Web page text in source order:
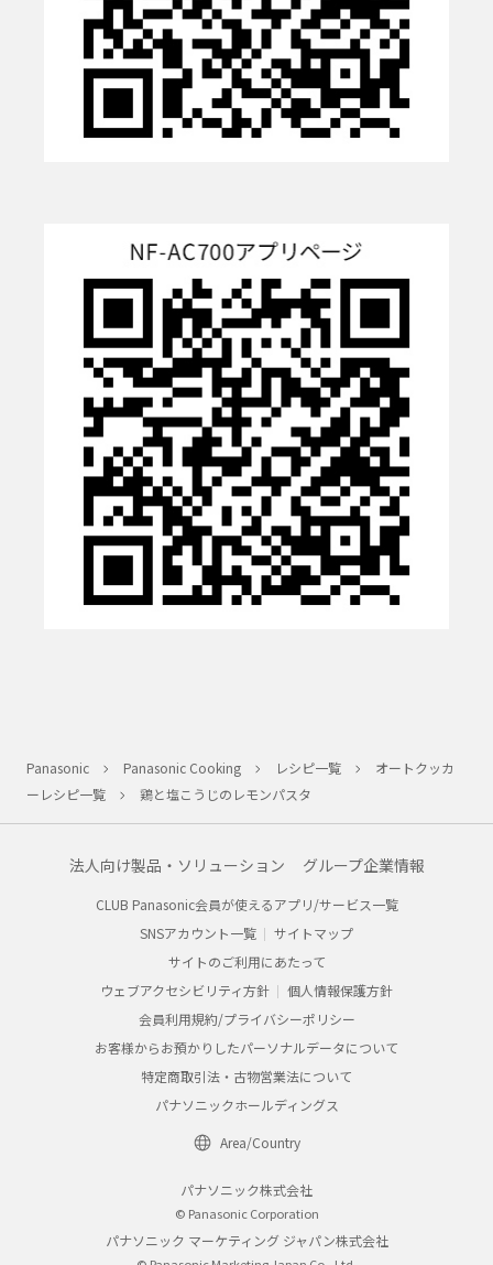
Panasonic Panasonic Cooking レシピ一覧
オートクッカ
ーレシピ一覧
鶏と塩こうじのレモンパスタ
法人向け製品・ソリューション グループ企業情報
CLUB Panasonic会員が使えるアプリ/サービス一覧
SNSアカウント一覧
サイトマップ
サイトのご利用にあたって
ウェブアクセシビリティ方針
個人情報保護方針
会員利用規約/プライバシーポリシー
お客様からお預かりしたパーソナルデータについて
特定商取引法・古物営業法について
パナソニックホールディングス
Area/Country
パナソニック株式会社
© Panasonic Corporation
パナソニック マーケティング ジャパン株式会社